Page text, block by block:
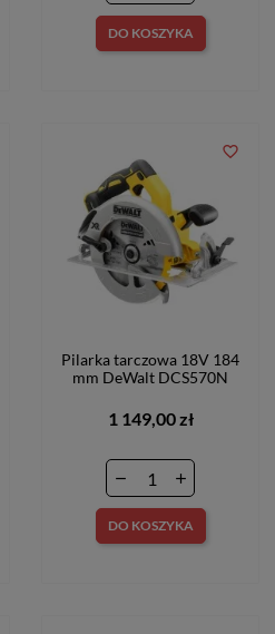
DO KOSZYKA
Pilarka tarczowa 18V 184
mm DeWalt DCS570N
1 149,00 zł
DO KOSZYKA
favorite_border